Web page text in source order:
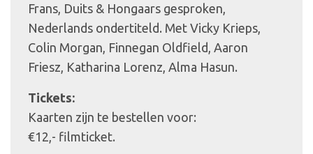
Frans, Duits & Hongaars gesproken,
Nederlands ondertiteld. Met Vicky Krieps,
Colin Morgan, Finnegan Oldfield, Aaron
Friesz, Katharina Lorenz, Alma Hasun.
Tickets:
Kaarten zijn te bestellen voor:
€12,- filmticket.